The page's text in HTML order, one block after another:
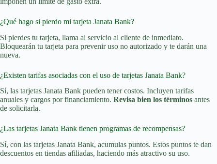
¿Qué hago si pierdo mi tarjeta Janata Bank?
Si pierdes tu tarjeta, llama al servicio al cliente de inmediato.
Bloquearán tu tarjeta para prevenir uso no autorizado y te darán una
nueva.
¿Existen tarifas asociadas con el uso de tarjetas Janata Bank?
Sí, las tarjetas Janata Bank pueden tener costos. Incluyen tarifas
anuales y cargos por financiamiento. Revisa bien los términos antes
de solicitarla.
¿Las tarjetas Janata Bank tienen programas de recompensas?
Sí, con las tarjetas Janata Bank, acumulas puntos. Estos puntos te dan
descuentos en tiendas afiliadas, haciendo más atractivo su uso.